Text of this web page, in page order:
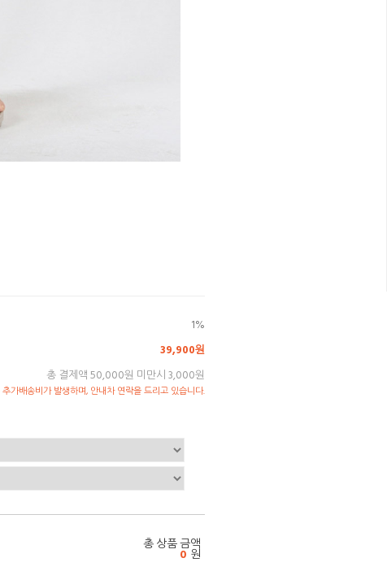
1%
39,900원
총 결제액 50,000원 미만시 3,000원
가배송비가 발생하며, 안내차 연락을 드리고 있습니다.
총 상품 금액
0 원